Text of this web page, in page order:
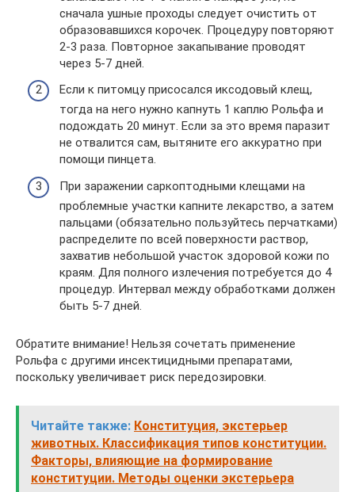
сначала ушные проходы следует очистить от
образовавшихся корочек. Процедуру повторяют
2-3 раза. Повторное закапывание проводят
через 5-7 дней.
Если к питомцу присосался иксодовый клещ,
тогда на него нужно капнуть 1 каплю Рольфа и
подождать 20 минут. Если за это время паразит
не отвалится сам, вытяните его аккуратно при
помощи пинцета.
При заражении саркоптодными клещами на
проблемные участки капните лекарство, а затем
пальцами (обязательно пользуйтесь перчатками)
распределите по всей поверхности раствор,
захватив небольшой участок здоровой кожи по
краям. Для полного излечения потребуется до 4
процедур. Интервал между обработками должен
быть 5-7 дней.
Обратите внимание! Нельзя сочетать применение
Рольфа с другими инсектицидными препаратами,
поскольку увеличивает риск передозировки.
Читайте также: Конституция, экстерьер
животных. Классификация типов конституции.
Факторы, влияющие на формирование
конституции. Методы оценки экстерьера